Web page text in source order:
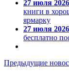
27 июля 2026
книги в
ярмарку
27 июля 2026
бесплатно
Предыдущие